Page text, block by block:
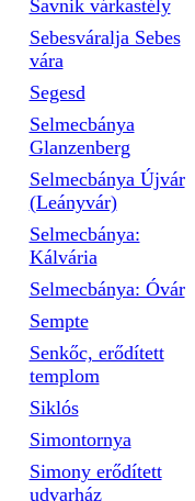
Savnik várkastély
Sebesváralja Sebes
vára
Segesd
Selmecbánya
Glanzenberg
Selmecbánya Újvár
(Leányvár)
Selmecbánya:
Kálvária
Selmecbánya: Óvár
Sempte
Senkőc, erődített
templom
Siklós
Simontornya
Simony erődített
udvarház